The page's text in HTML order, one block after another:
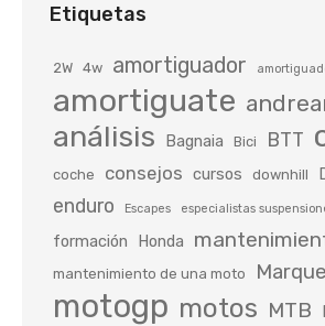
Etiquetas
2W 4w amortiguador
amortiguate
análisis Bagnaia Bici BTT
coche consejos cursos downhill
enduro Escapes especialistas
formación Honda
mantenimiento de una moto
motogp motos MTB